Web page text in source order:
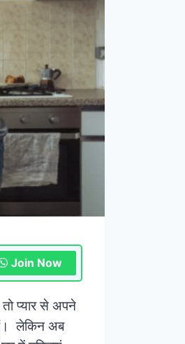
Join Now
प्यार से अपने
हैं। लेकिन अब